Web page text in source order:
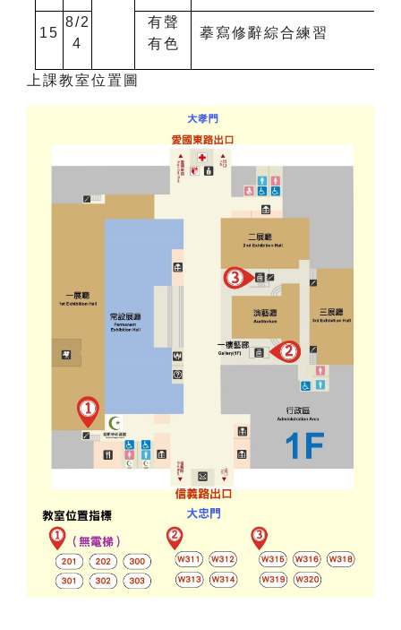
15
8/2
4
有聲
有色
摹寫修辭綜合練習
上課教室位置圖